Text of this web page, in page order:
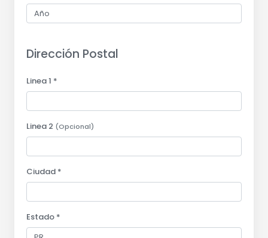
Dirección Postal
Linea 1 *
Linea 2 (Opcional)
Ciudad *
Estado *